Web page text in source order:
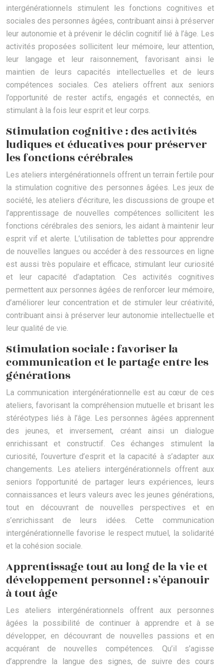
intergénérationnels stimulent les fonctions cognitives et
sociales des personnes âgées, contribuant ainsi à préserver
leur autonomie et à prévenir le déclin cognitif lié à l’âge. Les
activités proposées sollicitent leur mémoire, leur attention,
leur langage et leur raisonnement, favorisant ainsi le
maintien de leurs capacités intellectuelles et de leurs
compétences sociales. Ces ateliers offrent aux seniors
l’opportunité de rester actifs, engagés et connectés, en
stimulant à la fois leur esprit et leur corps.
Stimulation cognitive : des activités
ludiques et éducatives pour préserver
les fonctions cérébrales
Les ateliers intergénérationnels offrent un terrain fertile pour
la stimulation cognitive des personnes âgées. Les jeux de
société, les ateliers d’écriture, les discussions de groupe et
l’apprentissage de nouvelles compétences sollicitent les
fonctions cérébrales des seniors, les aidant à maintenir leur
esprit vif et alerte. L’utilisation de tablettes pour apprendre
de nouvelles langues ou accéder à des ressources en ligne
est aussi très populaire et efficace, stimulant leur curiosité
et leur capacité d’adaptation. Ces activités cognitives
permettent aux personnes âgées de renforcer leur mémoire,
d’améliorer leur concentration et de stimuler leur créativité,
contribuant ainsi à préserver leur autonomie intellectuelle et
leur qualité de vie.
Stimulation sociale : favoriser la
communication et le partage entre les
générations
La communication intergénérationnelle est au cœur de ces
ateliers, favorisant la compréhension mutuelle et brisant les
stéréotypes liés à l’âge. Les personnes âgées apprennent
des jeunes, et inversement, créant ainsi un dialogue
enrichissant et constructif. Ces échanges stimulent la
curiosité, l’ouverture d’esprit et la capacité à s’adapter aux
changements. Les ateliers intergénérationnels offrent aux
seniors l’opportunité de partager leurs expériences, leurs
connaissances et leurs valeurs avec les jeunes générations,
tout en découvrant de nouvelles perspectives et en
s’enrichissant de leurs idées. Cette communication
intergénérationnelle favorise le respect mutuel, la solidarité
et la cohésion sociale.
Apprentissage tout au long de la vie et
développement personnel : s’épanouir
à tout âge
Les ateliers intergénérationnels offrent aux personnes
âgées la possibilité de continuer à apprendre et à se
développer, en découvrant de nouvelles passions et en
acquérant de nouvelles compétences. Qu’il s’agisse
d’apprendre la langue des signes, de suivre des cours